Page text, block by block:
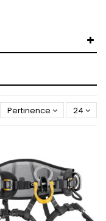
Pertinence 24